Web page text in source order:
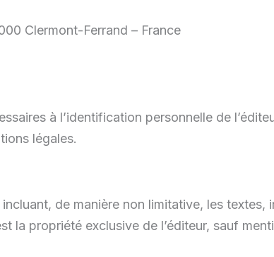
Clermont-Ferrand – France
à l’identification personnelle de
légales.
de manière non limitative, les
la propriété exclusive de l’éditeur, sauf